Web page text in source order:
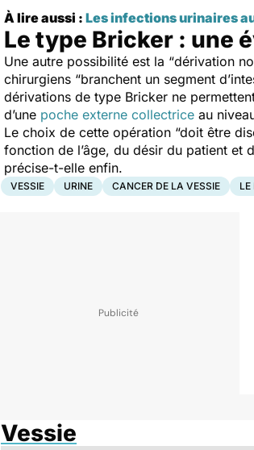
À lire aussi : Les infections urinaires
Le type Bricker : une
Une autre possibilité est la “dérivation
chirurgiens “branchent un segment
dérivations de type Bricker ne
d’une poche externe collectrice au
Le choix de cette opération “doit être
fonction de l’âge, du désir du patient et
précise-t-elle enfin.
VESSIE URINE CANCER DE LA VESSIE
Vessie